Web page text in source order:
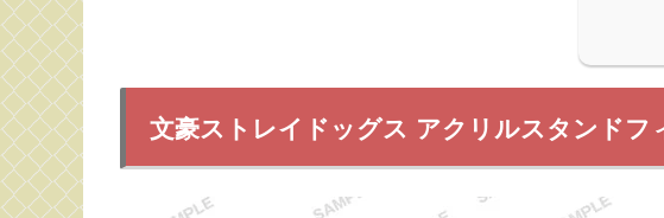
文豪ストレイドッグス アクリルスタンドフ